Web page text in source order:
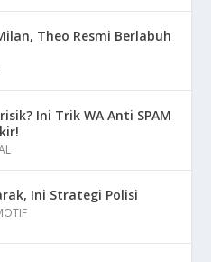
Theo Resmi Berlabuh
Ini Trik WA Anti SPAM
Ini Strategi Polisi